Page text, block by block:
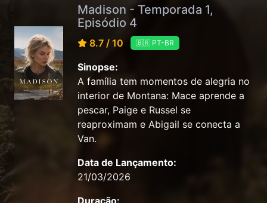
Madison - Temporada 1,
Episódio 4
8.7 / 10 🇧🇷 PT-BR
Sinopse:
A família tem momentos de alegria no
interior de Montana: Mace aprende a
pescar, Paige e Russel se
reaproximam e Abigail se conecta a
Van.
Data de Lançamento:
21/03/2026